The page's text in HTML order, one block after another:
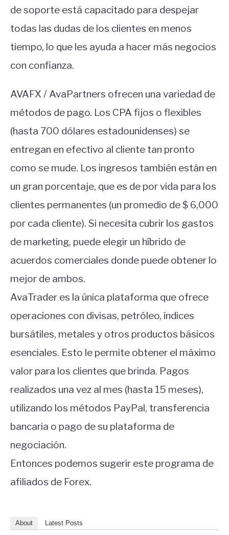
de soporte está capacitado para despejar
todas las dudas de los clientes en menos
tiempo, lo que les ayuda a hacer más negocios
con confianza.
AVAFX / AvaPartners ofrecen una variedad de
métodos de pago. Los CPA fijos o flexibles
(hasta 700 dólares estadounidenses) se
entregan en efectivo al cliente tan pronto
como se mude. Los ingresos también están en
un gran porcentaje, que es de por vida para los
clientes permanentes (un promedio de $ 6,000
por cada cliente). Si necesita cubrir los gastos
de marketing, puede elegir un híbrido de
acuerdos comerciales donde puede obtener lo
mejor de ambos.
AvaTrader es la única plataforma que ofrece
operaciones con divisas, petróleo, índices
bursátiles, metales y otros productos básicos
esenciales. Esto le permite obtener el máximo
valor para los clientes que brinda. Pagos
realizados una vez al mes (hasta 15 meses),
utilizando los métodos PayPal, transferencia
bancaria o pago de su plataforma de
negociación.
Entonces podemos sugerir este programa de
afiliados de Forex.
About Latest Posts